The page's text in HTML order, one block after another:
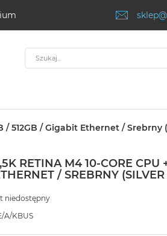
Szukaj
/ 512GB / Gigabit Ethernet / Srebrny
RETINA M4 10-CORE CPU
/ SREBRNY (SILVER
niedostępny
A/KBUS